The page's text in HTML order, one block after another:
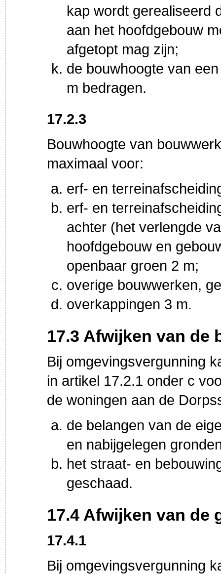
kap wordt gerealiseerd
aan het hoofdgebouw
afgetopt mag zijn;
de bouwhoogte van
m bedragen.
17.2.3
Bouwhoogte van
maximaal voor:
erf- en
erf- en
achter (het verlengde
hoofdgebouw en
openbaar groen 2 m;
overige bouwwerken,
overkappingen 3 m.
17.3 Afwijken van de
Bij omgevingsvergunning
in artikel 17.2.1 onder c
de woningen aan de
de belangen van de
en nabijgelegen
het straat- en
geschaad.
17.4 Afwijken van de
17.4.1
Bij omgevingsvergunning